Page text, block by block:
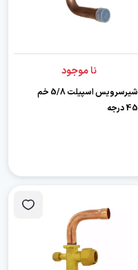
نا موجود
شیرسرویس اسپیلت 5/8 خم
45 درجه